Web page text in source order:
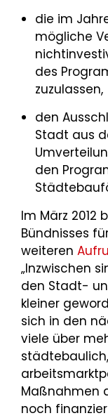
die im
mögliche
des
zuzulassen,
den
Stadt aus
den
Im März
Bündnisses
weiteren
„Inzwischen
den Stadt-
kleiner
sich in den
viele über
Maßnahmen
noch